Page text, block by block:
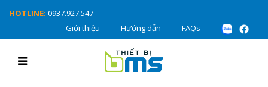
HOTLINE: 0937.927.547
Giới thiệu
Hướng dẫn FAQs